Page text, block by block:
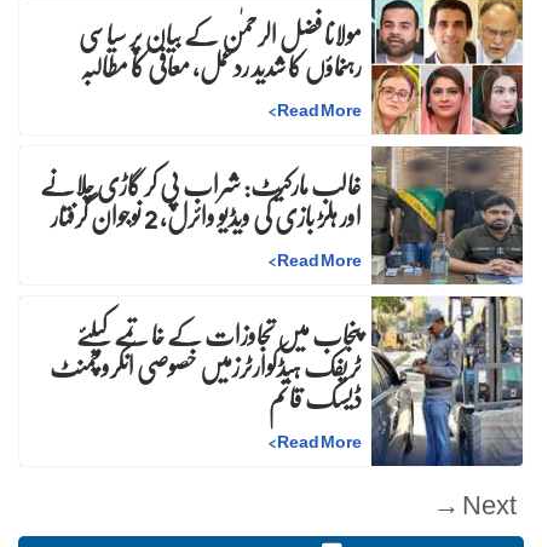
مولانا فضل الرحمٰن کے بیان پر سیاسی
رہنماؤں کا شدید ردعمل، معافی کا مطالبہ
Read More
>
غالب مارکیٹ: شراب پی کر گاڑی چلانے
اور ہلڑ بازی کی ویڈیو وائرل، 2 نوجوان گرفتار
Read More
>
پنجاب میں تجاوزات کے خاتمے کیلئے
ٹریفک ہیڈکوارٹرزمیں خصوصی انکروچمنٹ
ڈیسک قائم
Read More
>
Next →